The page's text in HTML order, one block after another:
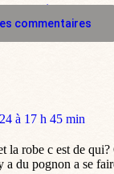
commentaires
à 17 h 45 min
robe c est de qui?
du pognon a se